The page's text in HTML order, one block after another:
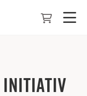
INITIATIV